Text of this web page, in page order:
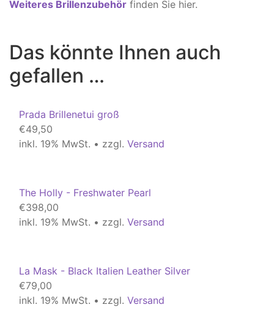
Weiteres Brillenzubehör finden Sie hier.
Das könnte Ihnen auch
gefallen …
Prada Brillenetui groß
€49,50
inkl. 19% MwSt. • zzgl. Versand
The Holly - Freshwater Pearl
€398,00
inkl. 19% MwSt. • zzgl. Versand
La Mask - Black Italien Leather Silver
€79,00
inkl. 19% MwSt. • zzgl. Versand